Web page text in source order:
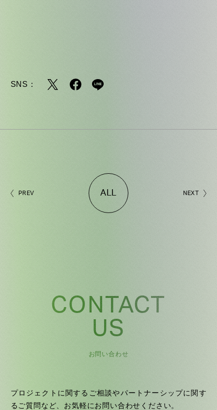
SNS：
PREV ALL NEXT
CONTACT
US
お問い合わせ
プロジェクトに関するご相談やパートナーシップに関す
るご質問など、お気軽にお問い合わせください。